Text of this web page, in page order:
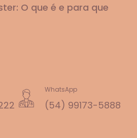
O que é e para que
WhatsApp
(54) 99173-5888